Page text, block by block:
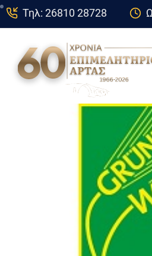
Τηλ: 26810 28728